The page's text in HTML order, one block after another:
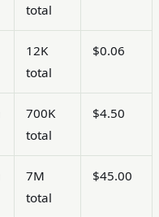
total
12K
total
$0.06
700K
total
$4.50
7M
total
$45.00